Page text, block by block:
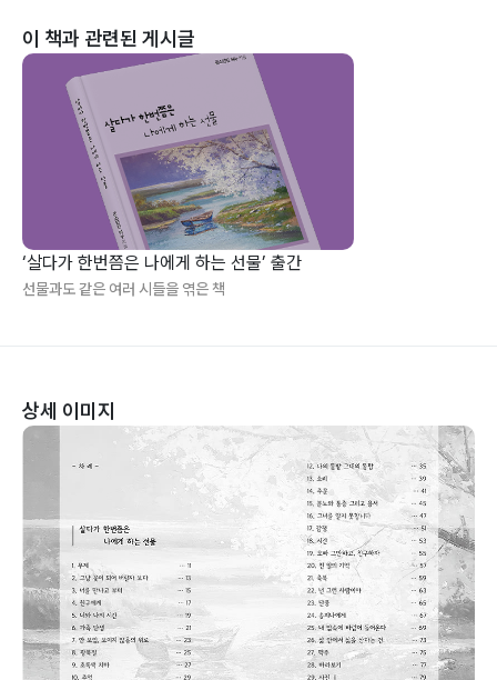
이 책과 관련된 게시글
‘살다가 한번쯤은 나에게 하는 선물’ 출간
선물과도 같은 여러 시들을 엮은 책
상세 이미지